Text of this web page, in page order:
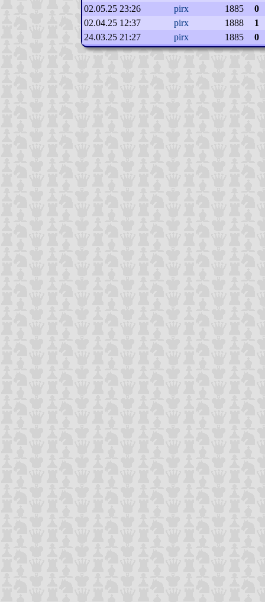
02.05.25 23:26
pirx 1885
0
02.04.25 12:37
pirx 1888
1
24.03.25 21:27
pirx 1885 0